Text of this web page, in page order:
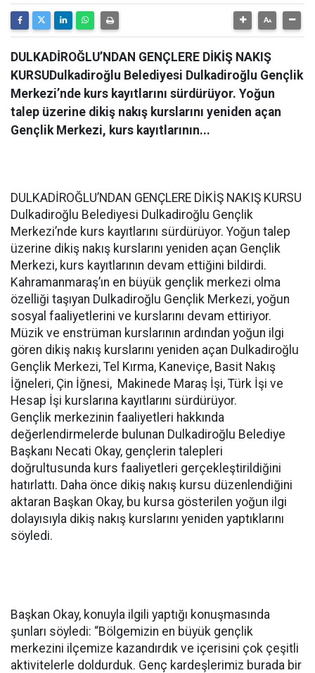
DULKADİROĞLU’NDAN GENÇLERE DİKİŞ NAKIŞ
KURSUDulkadiroğlu Belediyesi Dulkadiroğlu Gençlik
Merkezi’nde kurs kayıtlarını sürdürüyor. Yoğun
talep üzerine dikiş nakış kurslarını yeniden açan
Gençlik Merkezi, kurs kayıtlarının...
DULKADİROĞLU’NDAN GENÇLERE DİKİŞ NAKIŞ KURSU
Dulkadiroğlu Belediyesi Dulkadiroğlu Gençlik
Merkezi’nde kurs kayıtlarını sürdürüyor. Yoğun talep
üzerine dikiş nakış kurslarını yeniden açan Gençlik
Merkezi, kurs kayıtlarının devam ettiğini bildirdi.
Kahramanmaraş’ın en büyük gençlik merkezi olma
özelliği taşıyan Dulkadiroğlu Gençlik Merkezi, yoğun
sosyal faaliyetlerini ve kurslarını devam ettiriyor.
Müzik ve enstrüman kurslarının ardından yoğun ilgi
gören dikiş nakış kurslarını yeniden açan Dulkadiroğlu
Gençlik Merkezi, Tel Kırma, Kaneviçe, Basit Nakış
İğneleri, Çin İğnesi, Makinede Maraş İşi, Türk İşi ve
Hesap İşi kurslarına kayıtlarını sürdürüyor.
Gençlik merkezinin faaliyetleri hakkında
değerlendirmelerde bulunan Dulkadiroğlu Belediye
Başkanı Necati Okay, gençlerin talepleri
doğrultusunda kurs faaliyetleri gerçekleştirildiğini
hatırlattı. Daha önce dikiş nakış kursu düzenlendiğini
aktaran Başkan Okay, bu kursa gösterilen yoğun ilgi
dolayısıyla dikiş nakış kurslarını yeniden yaptıklarını
söyledi.
Başkan Okay, konuyla ilgili yaptığı konuşmasında
şunları söyledi: “Bölgemizin en büyük gençlik
merkezini ilçemize kazandırdık ve içerisini çok çeşitli
aktivitelerle doldurduk. Genç kardeşlerimiz burada bir